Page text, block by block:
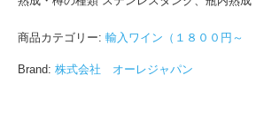
商品カテゴリー: 輸入ワイン（１８００円～
Brand: 株式会社 オーレジャパン